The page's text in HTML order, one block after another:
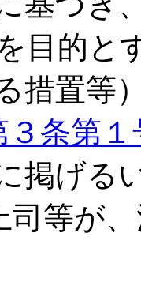
目的と
措置等
３条第１
掲げる
等が、